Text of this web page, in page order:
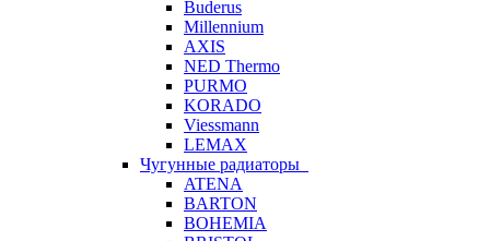
Buderus
Millennium
AXIS
NED Thermo
PURMO
KORADO
Viessmann
LEMAX
Чугунные радиаторы
ATENA
BARTON
BOHEMIA